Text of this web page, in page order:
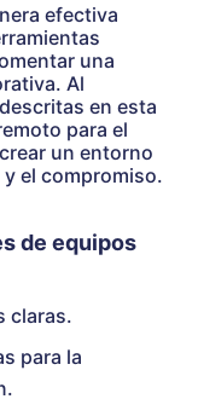
efectiva
una
Al
en esta
para el
un entorno
el compromiso.
de equipos
claras.
para la